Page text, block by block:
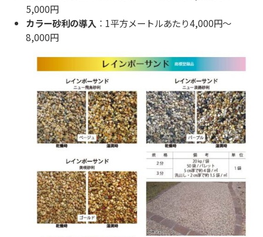
5,000円
カラー砂利の導入 ：1平方メートルあたり4,000円～
8,000円